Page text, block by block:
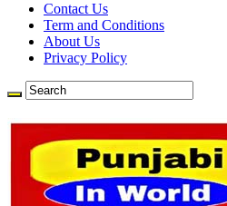
Contact Us
Term and Conditions
About Us
Privacy Policy